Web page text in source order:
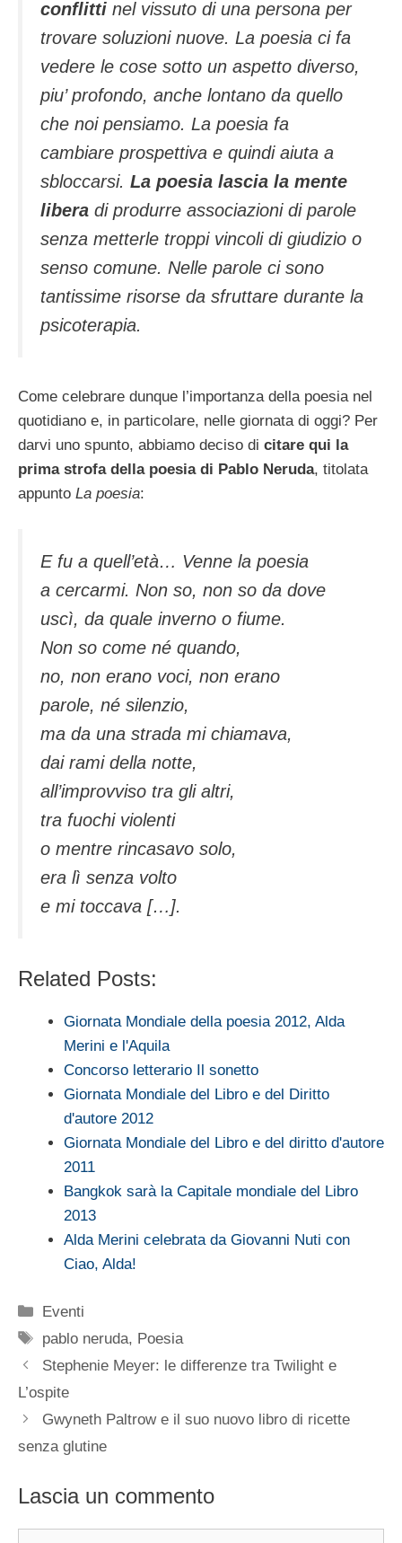
conflitti nel vissuto di una persona per
trovare soluzioni nuove. La poesia ci fa
vedere le cose sotto un aspetto diverso,
piu’ profondo, anche lontano da quello
che noi pensiamo. La poesia fa
cambiare prospettiva e quindi aiuta a
sbloccarsi. La poesia lascia la mente
libera di produrre associazioni di parole
senza metterle troppi vincoli di giudizio o
senso comune. Nelle parole ci sono
tantissime risorse da sfruttare durante la
psicoterapia.
Come celebrare dunque l’importanza della poesia nel
quotidiano e, in particolare, nelle giornata di oggi? Per
darvi uno spunto, abbiamo deciso di citare qui la
prima strofa della poesia di Pablo Neruda, titolata
appunto La poesia:
E fu a quell’età… Venne la poesia
a cercarmi. Non so, non so da dove
uscì, da quale inverno o fiume.
Non so come né quando,
no, non erano voci, non erano
parole, né silenzio,
ma da una strada mi chiamava,
dai rami della notte,
all’improvviso tra gli altri,
tra fuochi violenti
o mentre rincasavo solo,
era lì senza volto
e mi toccava […].
Related Posts:
Giornata Mondiale della poesia 2012, Alda
Merini e l'Aquila
Concorso letterario Il sonetto
Giornata Mondiale del Libro e del Diritto
d'autore 2012
Giornata Mondiale del Libro e del diritto d'autore
2011
Bangkok sarà la Capitale mondiale del Libro
2013
Alda Merini celebrata da Giovanni Nuti con
Ciao, Alda!
Categorie
Eventi
Tag
pablo neruda, Poesia
Stephenie Meyer: le differenze tra Twilight e
L’ospite
Gwyneth Paltrow e il suo nuovo libro di ricette
senza glutine
Lascia un commento